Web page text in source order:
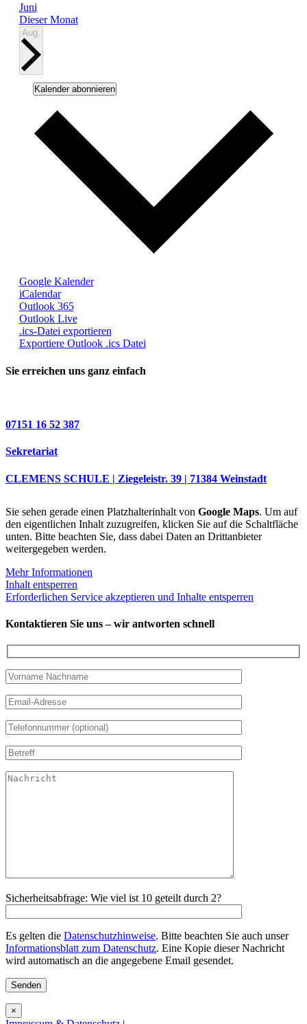
Juni
Dieser Monat
Aug.
Kalender abonnieren
Google Kalender
iCalendar
Outlook 365
Outlook Live
.ics-Datei exportieren
Exportiere Outlook .ics Datei
Sie erreichen uns ganz einfach
07151 16 52 387
Sekretariat
CLEMENS SCHULE | Ziegeleistr. 39 | 71384 Weinstadt
Sie sehen gerade einen Platzhalterinhalt von Google Maps. Um auf
den eigentlichen Inhalt zuzugreifen, klicken Sie auf die Schaltfläche
unten. Bitte beachten Sie, dass dabei Daten an Drittanbieter
weitergegeben werden.
Mehr Informationen
Inhalt entsperren
Erforderlichen Service akzeptieren und Inhalte entsperren
Kontaktieren Sie uns – wir antworten schnell
Sicherheitsabfrage: Wie viel ist 10 geteilt durch 2?
Es gelten die Datenschutzhinweise. Bitte beachten Sie auch unser
Informationsblatt zum Datenschutz. Eine Kopie dieser Nachricht
wird automatisch an die angegebene Email gesendet.
×